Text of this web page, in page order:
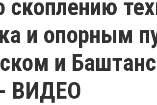
скоплению
и опорным
и
ВИДЕО